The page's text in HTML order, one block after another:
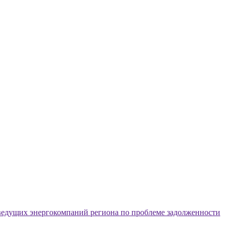
энергокомпаний региона по проблеме задолженности